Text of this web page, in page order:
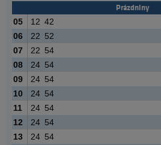
Prázdniny
05 12 42
06
22 52
07
22 54
08
24 54
09
24 54
10
24 54
11
24 54
12
24 54
13
24 54